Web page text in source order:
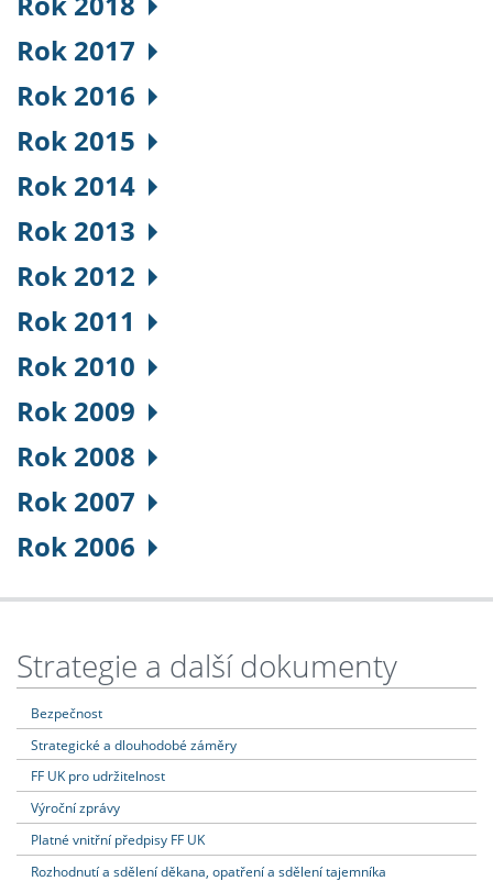
Rok 2017
Rok 2016
Rok 2015
Rok 2014
Rok 2013
Rok 2012
Rok 2011
Rok 2010
Rok 2009
Rok 2008
Rok 2007
Rok 2006
Strategie a další dokumenty
Bezpečnost
Strategické a dlouhodobé záměry
FF UK pro udržitelnost
Výroční zprávy
Platné vnitřní předpisy FF UK
Rozhodnutí a sdělení děkana, opatření a sdělení tajemníka